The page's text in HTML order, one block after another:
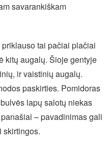
savarankiškam
tai pačiai plačiai
kitų augalų. Šioje gentyje
ir vaistinių augalų.
paskirties. Pomidoras
lapų salotų niekas
– pavadinimas gali
skirtingos.